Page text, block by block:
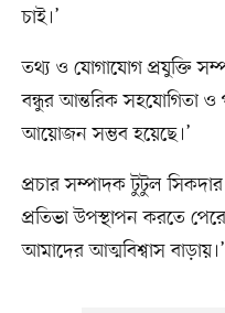
চাই।’
তথ্য ও যোগাযোগ প্রযুক্তি
বন্ধুর আন্তরিক সহযোগিতা
আয়োজন সম্ভব হয়েছে।’
প্রচার সম্পাদক টুটুল
প্রতিভা উপস্থাপন করতে
আমাদের আত্মবিশ্বাস বাড়ায়।’